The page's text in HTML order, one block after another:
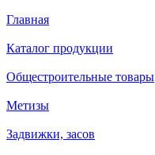
Главная
Каталог продукции
Общестроительные товары
Метизы
Задвижки, засов